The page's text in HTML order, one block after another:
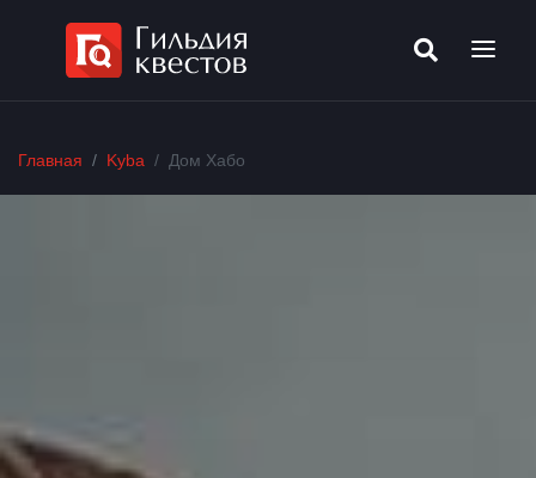
Главная Kyba Дом Хабо